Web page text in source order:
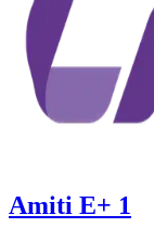
Amiti E+ 1